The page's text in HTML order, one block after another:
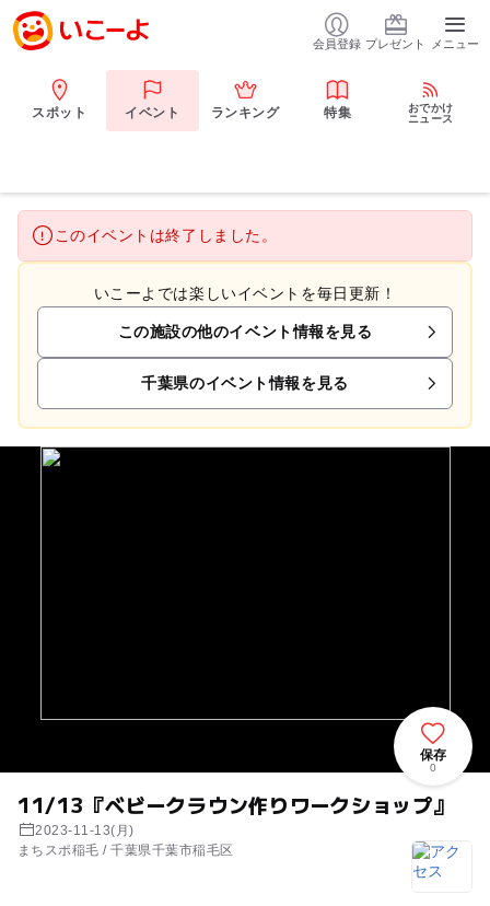
会員登録 プレゼント メニュー
スポット イベント ランキング 特集
おでかけ
ニュース
このイベントは終了しました。
いこーよでは楽しいイベントを毎日更新！
この施設の他のイベント情報を見る
千葉県のイベント情報を見る
11/13『ベビークラウン作りワークショップ』
2023-11-13(月)
まちスポ稲毛 / 千葉県千葉市稲毛区
保存
0